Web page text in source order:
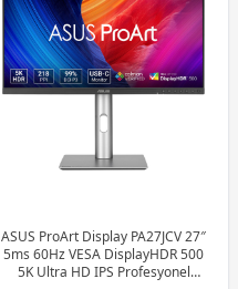
ASUS ProArt Display PA27JCV 27″
5ms 60Hz VESA DisplayHDR 500
5K Ultra HD IPS Profesyonel